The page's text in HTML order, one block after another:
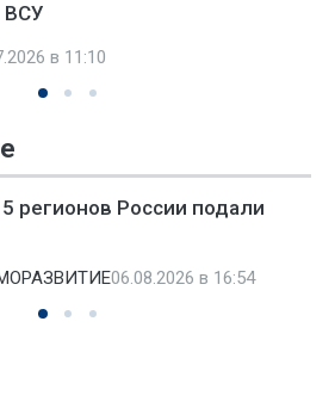
ВСУ
в 11:10
регионов России подали
06.08.2026 в 16:54